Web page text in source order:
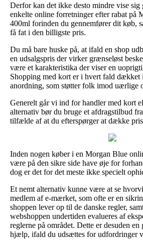
Derfor kan det ikke desto mindre vise
enkelte online forretninger efter rabat på
400ml forinden du gennemfører dit køb,
få fat i den billigste pris.
Du må bare huske på, at ifald en shop
en udsalgspris der virker grænseløst
være et karakteristika der viser en
Shopping med kort er i hvert fald dækket
anordning, som støtter folk imod uærlige
Generelt går vi ind for handler med kort
alternativ bør du bruge et afdragstilbud
tilfælde af at du efterspørger at dække
Inden nogen køber i en Morgan Blue
være på den sikre side have øje for
dog er det for det meste ikke specielt
Et nemt alternativ kunne være at se
medlem af e-mærket, som ofte er en
shoppen lever op til de danske regler,
webshoppen undertiden evalueres af
reglerne på området. Dette er desuden
hjælp, ifald du udsættes for udfordringer